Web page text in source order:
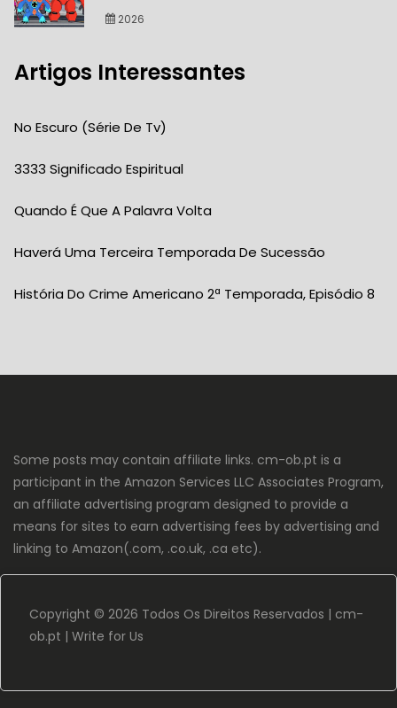
2026
Artigos Interessantes
No Escuro (série De Tv)
3333 Significado Espiritual
Quando É Que A Palavra Volta
Haverá Uma Terceira Temporada De Sucessão
História Do Crime Americano 2ª Temporada, Episódio 8
Some posts may contain affiliate links. cm-ob.pt is a
participant in the Amazon Services LLC Associates Program,
an affiliate advertising program designed to provide a
means for sites to earn advertising fees by advertising and
linking to Amazon(.com, .co.uk, .ca etc).
Copyright © 2026 Todos Os Direitos Reservados | cm-
ob.pt | Write for Us